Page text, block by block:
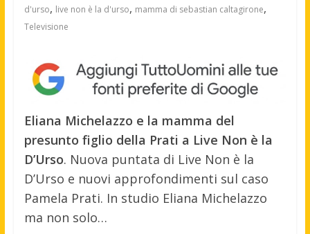
d'urso, live non è la d'urso, mamma di sebastian caltagirone,
Televisione
Eliana Michelazzo e la mamma del
presunto figlio della Prati a Live Non è la
D’Urso. Nuova puntata di Live Non è la
D’Urso e nuovi approfondimenti sul caso
Pamela Prati. In studio Eliana Michelazzo
ma non solo…